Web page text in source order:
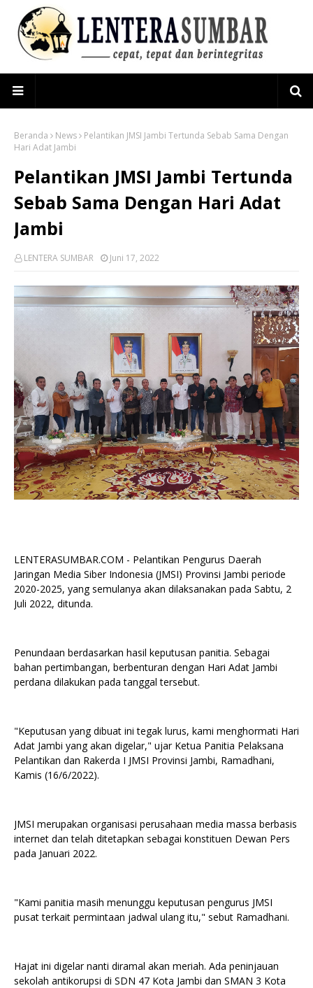
Beranda News
Pelantikan JMSI Jambi Tertunda Sebab Sama Dengan
Hari Adat Jambi
Pelantikan JMSI Jambi Tertunda
Sebab Sama Dengan Hari Adat
Jambi
LENTERA SUMBAR Juni 17, 2022
LENTERASUMBAR.COM - Pelantikan Pengurus Daerah
Jaringan Media Siber Indonesia (JMSI) Provinsi Jambi periode
2020-2025, yang semulanya akan dilaksanakan pada Sabtu, 2
Juli 2022, ditunda.
Penundaan berdasarkan hasil keputusan panitia. Sebagai
bahan pertimbangan, berbenturan dengan Hari Adat Jambi
perdana dilakukan pada tanggal tersebut.
"Keputusan yang dibuat ini tegak lurus, kami menghormati Hari
Adat Jambi yang akan digelar," ujar Ketua Panitia Pelaksana
Pelantikan dan Rakerda I JMSI Provinsi Jambi, Ramadhani,
Kamis (16/6/2022).
JMSI merupakan organisasi perusahaan media massa berbasis
internet dan telah ditetapkan sebagai konstituen Dewan Pers
pada Januari 2022.
"Kami panitia masih menunggu keputusan pengurus JMSI
pusat terkait permintaan jadwal ulang itu," sebut Ramadhani.
Hajat ini digelar nanti diramal akan meriah. Ada peninjauan
sekolah antikorupsi di SDN 47 Kota Jambi dan SMAN 3 Kota